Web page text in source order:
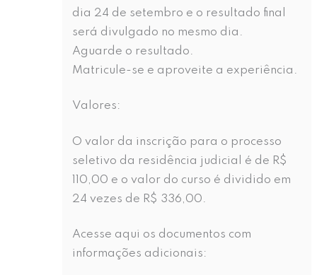
dia 24 de setembro e o resultado final
será divulgado no mesmo dia.
Aguarde o resultado.
Matricule-se e aproveite a experiência.
Valores:
O valor da inscrição para o processo
seletivo da residência judicial é de R$
110,00 e o valor do curso é dividido em
24 vezes de R$ 336,00.
Acesse aqui os documentos com
informações adicionais: